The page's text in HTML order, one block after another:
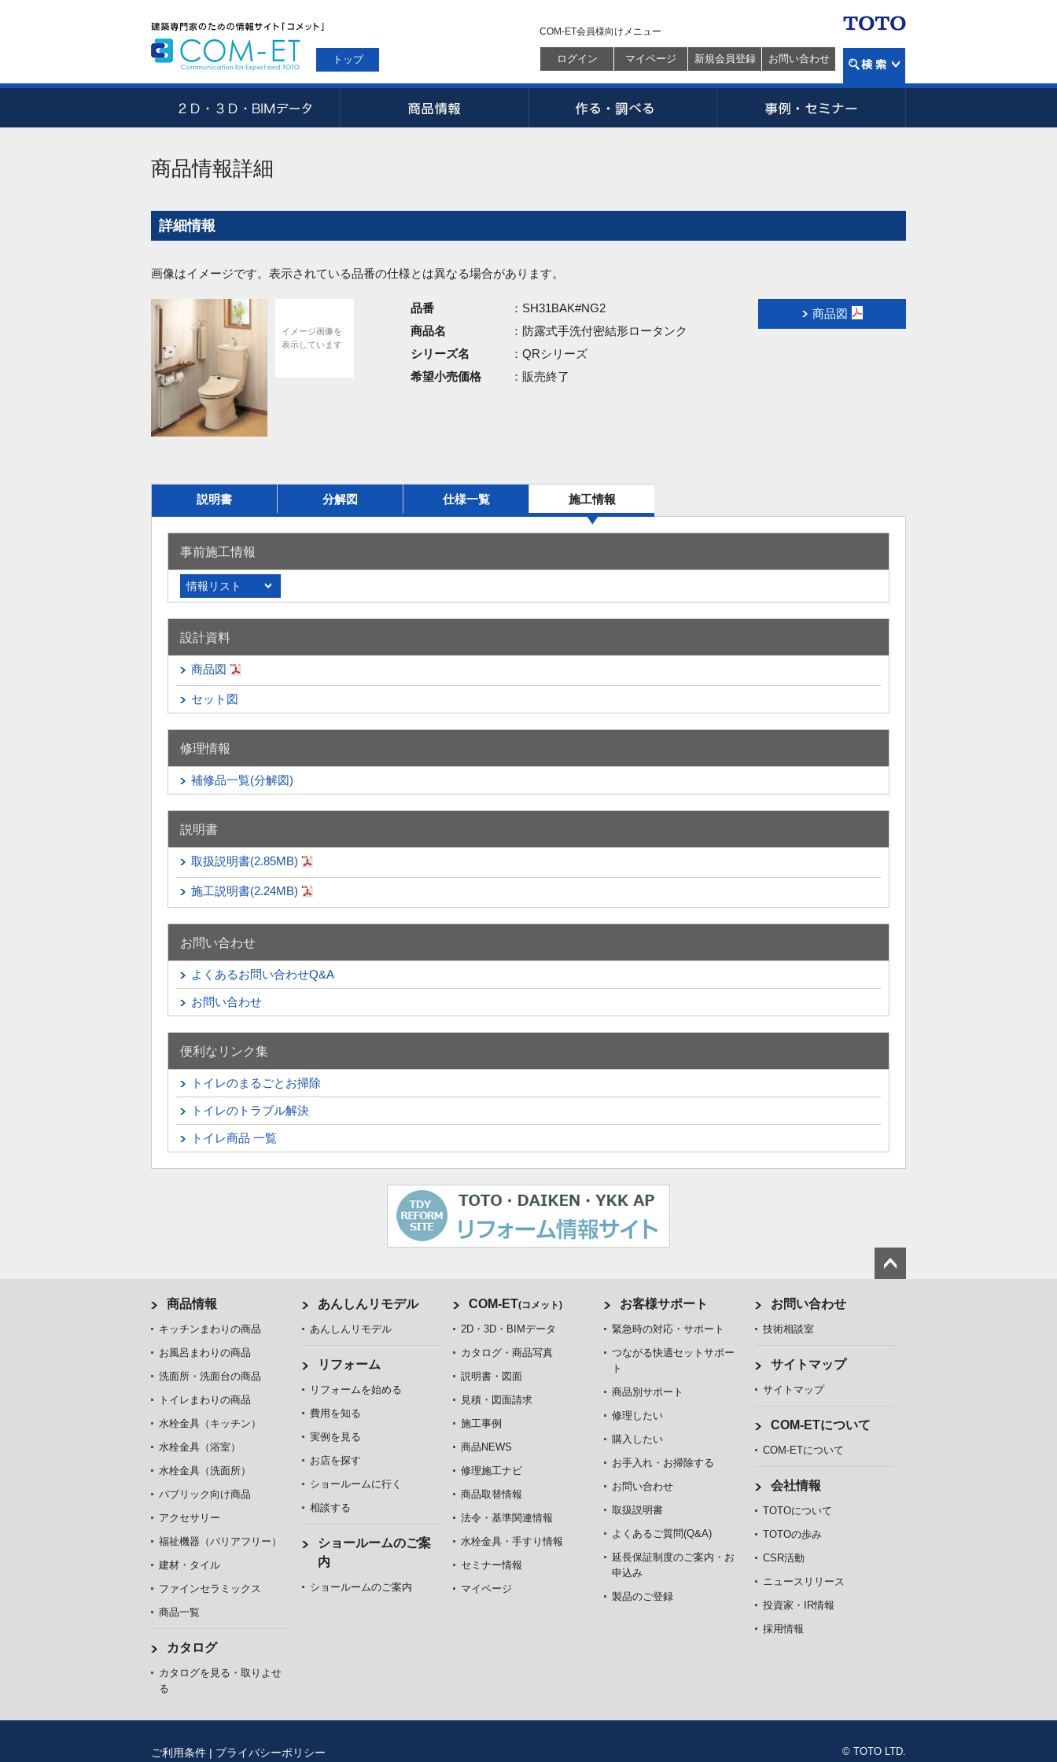
トップ
COM-ET会員様向けメニュー
ログイン マイページ 新規会員登録 お問い合わせ
商品情報詳細
詳細情報
画像はイメージです。表示されている品番の仕様とは異なる場合があります。
イメージ画像を
表示しています
品番
：SH31BAK#NG2
商品名
：防露式手洗付密結形ロータンク
シリーズ名
：QRシリーズ
希望小売価格
：販売終了
商品図
説明書 分解図 仕様一覧 施工情報
事前施工情報
情報リスト
設計資料
商品図
セット図
修理情報
補修品一覧(分解図)
説明書
取扱説明書(2.85MB)
施工説明書(2.24MB)
お問い合わせ
よくあるお問い合わせQ&A
お問い合わせ
便利なリンク集
トイレのまるごとお掃除
トイレのトラブル解決
トイレ商品 一覧
商品情報
キッチンまわりの商品
お風呂まわりの商品
洗面所・洗面台の商品
トイレまわりの商品
水栓金具（キッチン）
水栓金具（浴室）
水栓金具（洗面所）
パブリック向け商品
アクセサリー
福祉機器（バリアフリー）
建材・タイル
ファインセラミックス
商品一覧
カタログ
カタログを見る・取りよせ
る
あんしんリモデル
あんしんリモデル
リフォーム
リフォームを始める
費用を知る
実例を見る
お店を探す
ショールームに行く
相談する
ショールームのご案
内
ショールームのご案内
COM-ET(コメット)
2D・3D・BIMデータ
カタログ・商品写真
説明書・図面
見積・図面請求
施工事例
商品NEWS
修理施工ナビ
商品取替情報
法令・基準関連情報
水栓金具・手すり情報
セミナー情報
マイページ
お客様サポート
緊急時の対応・サポート
つながる快適セットサポー
ト
商品別サポート
修理したい
購入したい
お手入れ・お掃除する
お問い合わせ
取扱説明書
よくあるご質問(Q&A)
延長保証制度のご案内・お
申込み
製品のご登録
お問い合わせ
技術相談室
サイトマップ
サイトマップ
COM-ETについて
COM-ETについて
会社情報
TOTOについて
TOTOの歩み
CSR活動
ニュースリリース
投資家・IR情報
採用情報
ご利用条件 | プライバシーポリシー © TOTO LTD.